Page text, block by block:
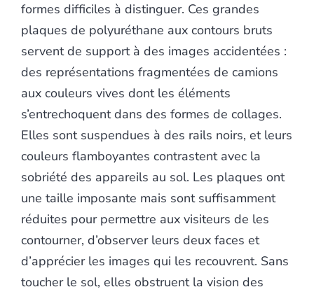
formes difficiles à distinguer. Ces grandes
plaques de polyuréthane aux contours bruts
servent de support à des images accidentées :
des représentations fragmentées de camions
aux couleurs vives dont les éléments
s’entrechoquent dans des formes de collages.
Elles sont suspendues à des rails noirs, et leurs
couleurs flamboyantes contrastent avec la
sobriété des appareils au sol. Les plaques ont
une taille imposante mais sont suffisamment
réduites pour permettre aux visiteurs de les
contourner, d’observer leurs deux faces et
d’apprécier les images qui les recouvrent. Sans
toucher le sol, elles obstruent la vision des